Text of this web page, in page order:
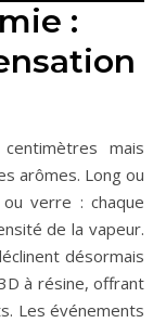
:
mais
arômes. Long ou
verre : chaque
de la vapeur.
désormais
à résine, offrant
Les événements